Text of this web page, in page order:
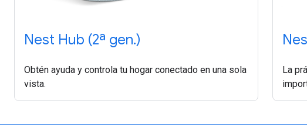
Nest Hub (2ª gen.)
Obtén ayuda y controla tu hogar conectado en una sola
vista.
La